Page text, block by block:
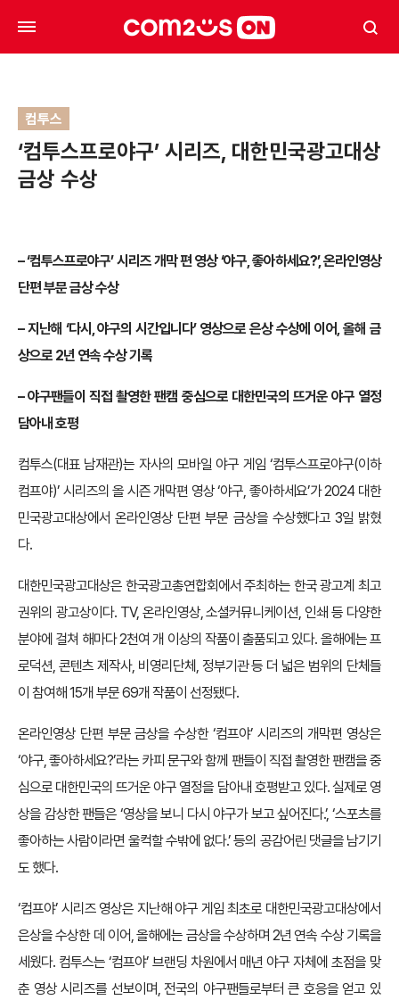
컴투스
‘컴투스프로야구’ 시리즈, 대한민국광고대상
금상 수상
–‘컴투스프로야구’ 시리즈 개막 편 영상 ‘야구, 좋아하세요?’, 온라인영상
단편 부문 금상 수상
–지난해 ‘다시, 야구의 시간입니다’ 영상으로 은상 수상에 이어, 올해 금
상으로 2년 연속 수상 기록
–야구팬들이 직접 촬영한 팬캠 중심으로 대한민국의 뜨거운 야구 열정
담아내 호평
컴투스(대표 남재관)는 자사의 모바일 야구 게임 ‘컴투스프로야구(이하
컴프야)’ 시리즈의 올 시즌 개막편 영상 ‘야구, 좋아하세요’가 2024 대한
민국광고대상에서 온라인영상 단편 부문 금상을 수상했다고 3일 밝혔
다.
대한민국광고대상은 한국광고총연합회에서 주최하는 한국 광고계 최고
권위의 광고상이다. TV, 온라인영상, 소셜커뮤니케이션, 인쇄 등 다양한
분야에 걸쳐 해마다 2천여 개 이상의 작품이 출품되고 있다. 올해에는 프
로덕션, 콘텐츠 제작사, 비영리단체, 정부기관 등 더 넓은 범위의 단체들
이 참여해 15개 부문 69개 작품이 선정됐다.
온라인영상 단편 부문 금상을 수상한 ‘컴프야’ 시리즈의 개막편 영상은
‘야구, 좋아하세요?’라는 카피 문구와 함께 팬들이 직접 촬영한 팬캠을 중
심으로 대한민국의 뜨거운 야구 열정을 담아내 호평받고 있다. 실제로 영
상을 감상한 팬들은 ‘영상을 보니 다시 야구가 보고 싶어진다.’, ‘스포츠를
좋아하는 사람이라면 울컥할 수밖에 없다.’ 등의 공감어린 댓글을 남기기
도 했다.
‘컴프야’ 시리즈 영상은 지난해 야구 게임 최초로 대한민국광고대상에서
은상을 수상한 데 이어, 올해에는 금상을 수상하며 2년 연속 수상 기록을
세웠다. 컴투스는 ‘컴프야’ 브랜딩 차원에서 매년 야구 자체에 초점을 맞
춘 영상 시리즈를 선보이며, 전국의 야구팬들로부터 큰 호응을 얻고 있